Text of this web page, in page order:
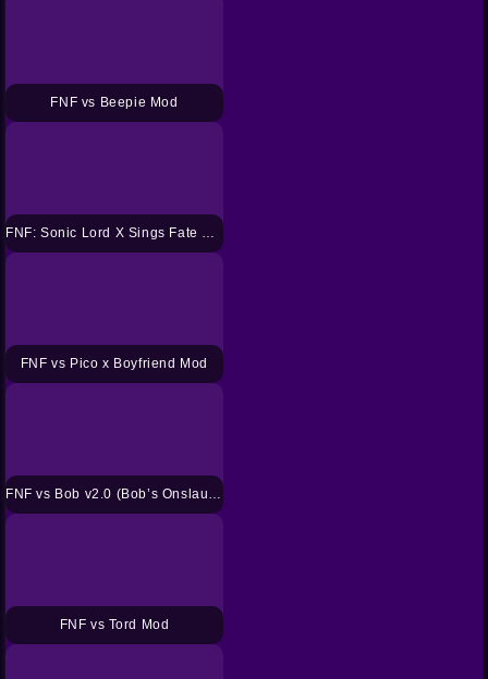
FNF vs Beepie Mod
FNF: Sonic Lord X Sings Fate Mod
FNF vs Pico x Boyfriend Mod
FNF vs Bob v2.0 (Bob’s Onslaught)
FNF vs Tord Mod